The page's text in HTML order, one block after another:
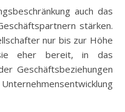
auch das
stärken.
nur bis zur Höhe
eher bereit, in das
Geschäftsbeziehungen